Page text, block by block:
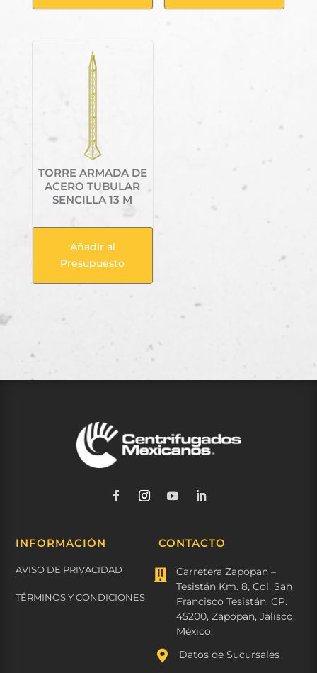
TORRE ARMADA DE
ACERO TUBULAR
SENCILLA 13 M
Añadir al
Presupuesto
INFORMACIÓN
AVISO DE PRIVACIDAD
TÉRMINOS Y CONDICIONES
CONTACTO

Carretera Zapopan –
Tesistán Km. 8, Col. San
Francisco Tesistán, CP.
45200, Zapopan, Jalisco,
México.
 Datos de Sucursales